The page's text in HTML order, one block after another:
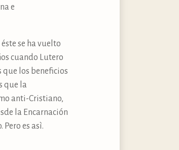
e
se ha vuelto
cuando Lutero
los beneficios
que la
anti-Cristiano,
la Encarnación
es asì.